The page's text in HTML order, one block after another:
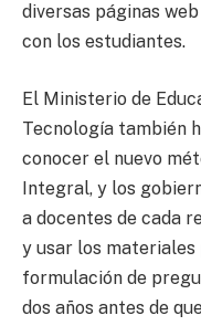
diversas páginas
con los estudiantes.
El Ministerio de
Tecnología también
conocer el nuevo
Integral, y los
a docentes de cada
y usar los
formulación de
dos años antes de